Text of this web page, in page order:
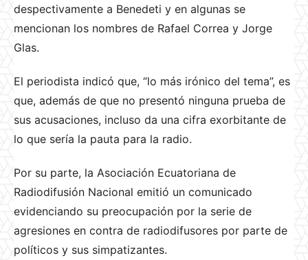
despectivamente a Benedeti y en algunas se
mencionan los nombres de Rafael Correa y Jorge
Glas.
El periodista indicó que, “lo más irónico del tema”, es
que, además de que no presentó ninguna prueba de
sus acusaciones, incluso da una cifra exorbitante de
lo que sería la pauta para la radio.
Por su parte, la Asociación Ecuatoriana de
Radiodifusión Nacional emitió un comunicado
evidenciando su preocupación por la serie de
agresiones en contra de radiodifusores por parte de
políticos y sus simpatizantes.